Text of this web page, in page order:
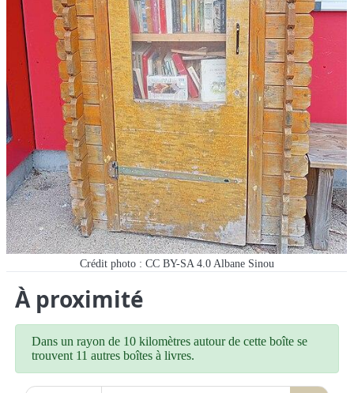
Crédit photo : CC BY-SA 4.0 Albane Sinou
À proximité
Dans un rayon de 10 kilomètres autour de cette boîte se
trouvent 11 autres boîtes à livres.